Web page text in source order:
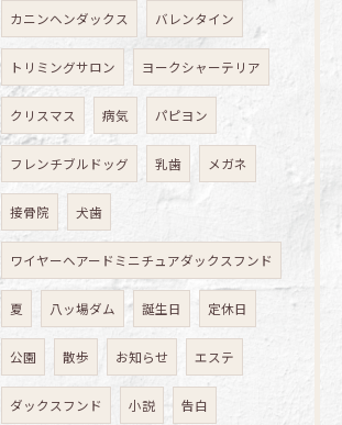
カニンヘンダックス バレンタイン
トリミングサロン ヨークシャーテリア
クリスマス 病気 パピヨン
フレンチブルドッグ 乳歯 メガネ
接骨院 犬歯
ワイヤーヘアードミニチュアダックスフンド
夏 八ッ場ダム 誕生日 定休日
公園 散歩 お知らせ エステ
ダックスフンド 小説 告白